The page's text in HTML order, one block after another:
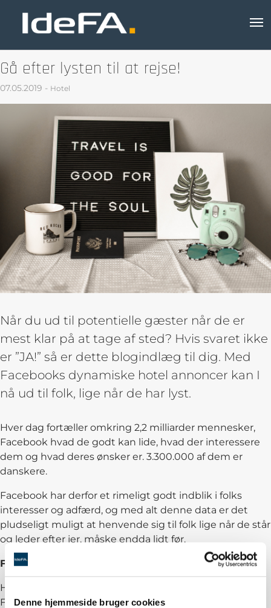
Denne hjemmeside bruger cookies
Gå efter lysten til at rejse!
07.05.2019 - Hotel
Når du ud til potentielle gæster når de er
mest klar på at tage af sted? Hvis svaret ikke
er ”JA!” så er dette blogindlæg til dig. Med
Facebooks dynamiske hotel annoncer kan I
nå ud til folk, lige når de har lyst.
Hver dag fortæller omkring 2,2 milliarder mennesker,
Facebook hvad de godt kan lide, hvad der interessere
dem og hvad deres ønsker er. 3.300.000 af dem er
danskere.
Facebook har derfor et rimeligt godt indblik i folks
interesser og adfærd, og med alt denne data er det
pludseligt muligt at henvende sig til folk lige når de står
og leder efter jer, måske endda lidt før.
Facebook gør dette på to måder
Hvis du har sat Facebook Pixel op på din hjemmeside –
Facebook SDK hvis du har en app – så kan Facebook